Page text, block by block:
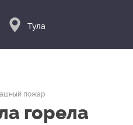
Тула
пожар
горела